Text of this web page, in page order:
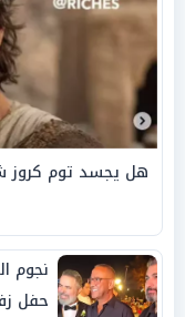
هل يجسد توم كروز
نجوم
حفل